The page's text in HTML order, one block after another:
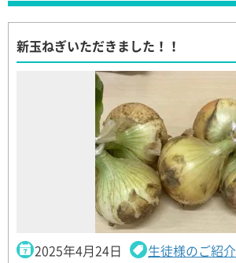
新玉ねぎいただきました！！
2025年4月24日 生徒様のご紹介